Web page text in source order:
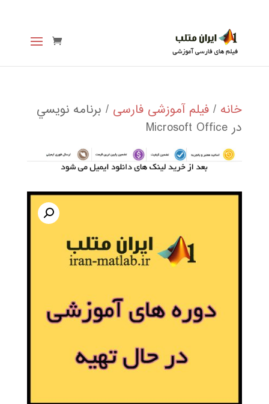
خانه / فیلم آموزشی فارسی / برنامه نويسي
در Microsoft Office